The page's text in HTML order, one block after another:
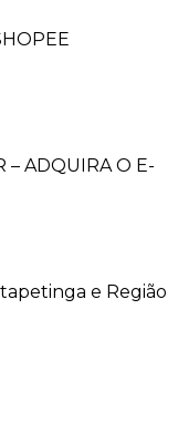
– ADQUIRA O E-
e Região